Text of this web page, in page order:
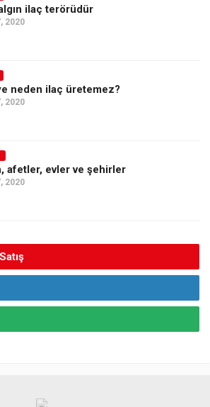
ilaç terörüdür
2020
neden ilaç üretemez?
2020
afetler, evler ve şehirler
2020